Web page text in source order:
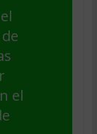
el